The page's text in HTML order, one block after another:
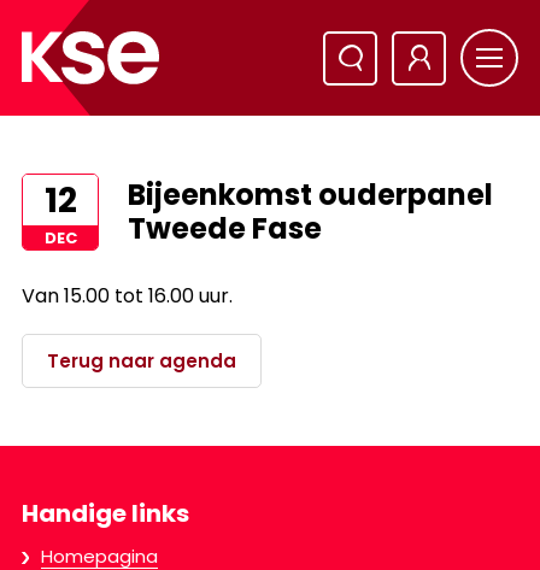
12
DEC
Bijeenkomst ouderpanel
Tweede Fase
Van 15.00 tot 16.00 uur.
Terug naar agenda
Handige links
Homepagina